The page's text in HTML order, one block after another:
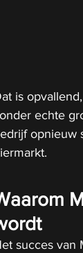
is
echte
opnieuw
succes van